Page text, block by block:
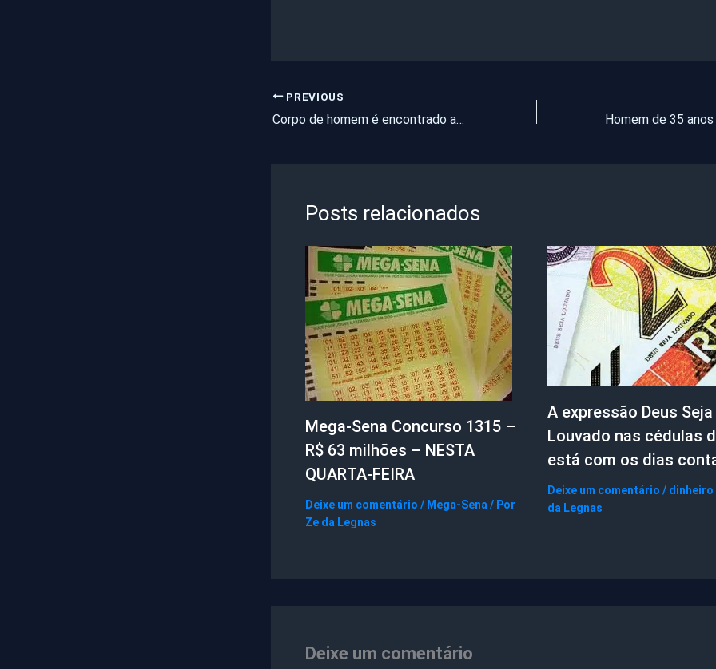
PREVIOUS
Corpo de homem é encontrado as margens de pequeno açude em Quixadá
Posts relacionados
Mega-Sena Concurso 1315 –
R$ 63 milhões – NESTA
QUARTA-FEIRA
Deixe um comentário / Mega-Sena / Por
Ze da Legnas
A expressão Deus Seja
Louvado nas cédulas
está com os dias
Deixe um comentário / dinheiro
da Legnas
Deixe um comentário